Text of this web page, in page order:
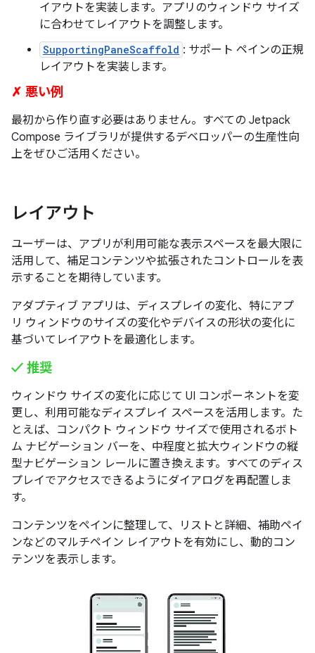
イアウトを実装します。アプリのウィンドウ サイズ
に合わせてレイアウトを調整します。
SupportingPaneScaffold : サポート ペインの正規
レイアウトを実装します。
✗ 悪い例
最初から作り直す必要はありません。すべての Jetpack
Compose ライブラリが提供するデベロッパーの生産性向
上をぜひご活用ください。
レイアウト
ユーザーは、アプリが利用可能な表示スペースを最大限に
活用して、補足コンテンツや拡張されたコントロールを表
示することを期待しています。
アダプティブ アプリは、ディスプレイの変化、特にアプ
リ ウィンドウのサイズの変化やデバイスの形状の変化に
基づいてレイアウトを最適化します。
✓ 推奨
ウィンドウ サイズの変化に応じて UI コンポーネントを変
更し、利用可能なディスプレイ スペースを活用します。た
とえば、コンパクト ウィンドウ サイズで使用されるボト
ム ナビゲーション バーを、中程度と拡大ウィンドウの縦
型ナビゲーション レールに置き換えます。すべてのディス
プレイでアクセスできるようにダイアログを再配置しま
す。
コンテンツをペインに整理して、リストと詳細、補助ペイ
ンなどのマルチペイン レイアウトを有効にし、動的コン
テンツを表示します。